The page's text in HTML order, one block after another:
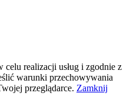
celu realizacji usług i zgodnie z
warunki przechowywania
przeglądarce. Zamknij